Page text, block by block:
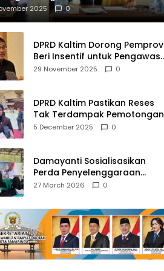
NAPZA
2025 0
DPRD Kaltim Dorong Pemprov
Beri Insentif untuk Pengawas
Madrasah dan Pendidikan
29 November 2025 0
DPRD Kaltim Pastikan Reses
Tak Terdampak Pemotongan
Transfer Dana Pusat
5 December 2025 0
Damayanti Sosialisasikan
Perda Penyelenggaraan
Pendidikan Pancasila dan
27 March 2026 0